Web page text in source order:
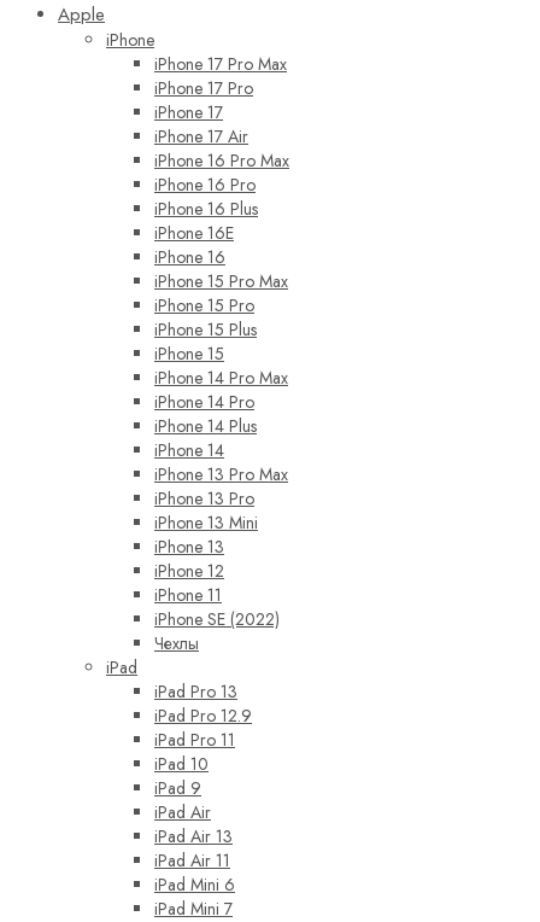
Apple
iPhone
iPhone 17 Pro Max
iPhone 17 Pro
iPhone 17
iPhone 17 Air
iPhone 16 Pro Max
iPhone 16 Pro
iPhone 16 Plus
iPhone 16E
iPhone 16
iPhone 15 Pro Max
iPhone 15 Pro
iPhone 15 Plus
iPhone 15
iPhone 14 Pro Max
iPhone 14 Pro
iPhone 14 Plus
iPhone 14
iPhone 13 Pro Max
iPhone 13 Pro
iPhone 13 Mini
iPhone 13
iPhone 12
iPhone 11
iPhone SE (2022)
Чехлы
iPad
iPad Pro 13
iPad Pro 12.9
iPad Pro 11
iPad 10
iPad 9
iPad Air
iPad Air 13
iPad Air 11
iPad Mini 6
iPad Mini 7